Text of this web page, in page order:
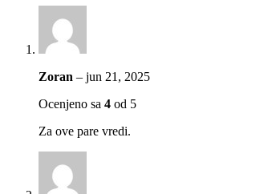
Zoran – jun 21, 2025
Ocenjeno sa 4 od 5
Za ove pare vredi.